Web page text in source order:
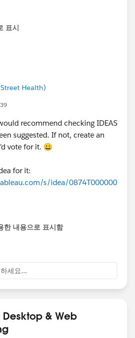
표시
Health)
recommend checking IDEAS
suggested. If not, create an
vote for it. 😀
for it:
s/idea/0874T000000
한 내용으로 표시함
세요...
Desktop & Web